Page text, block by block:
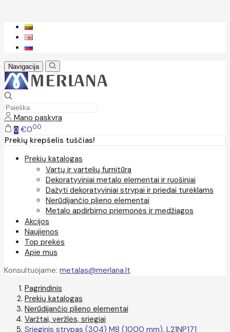
Navigacija
Mano paskyra
0 €000
Prekių krepšelis tuščias!
Prekių katalogas
Vartų ir vartelių furnitūra
Dekoratyviniai metalo elementai ir ruošiniai
Dažyti dekoratyviniai strypai ir priedai turėklams
Nerūdijančio plieno elementai
Metalo apdirbimo priemonės ir medžiagos
Akcijos
Naujienos
Top prekės
Apie mus
Konsultuojame: metalas@merlana.lt
Pagrindinis
Prekių katalogas
Nerūdijančio plieno elementai
Varžtai, veržlės, sriegiai
Srieginis strypas (304) M8 (1000 mm), L21NP171